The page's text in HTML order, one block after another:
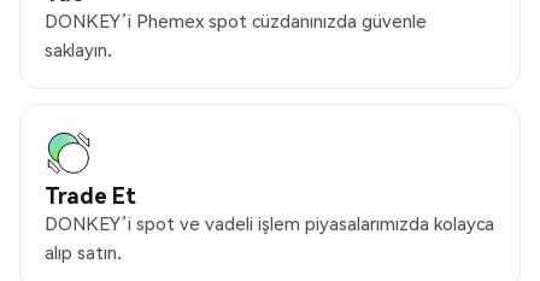
DONKEY’i Phemex spot cüzdanınızda güvenle
saklayın.
Trade Et
DONKEY’i spot ve vadeli işlem piyasalarımızda kolayca
alıp satın.